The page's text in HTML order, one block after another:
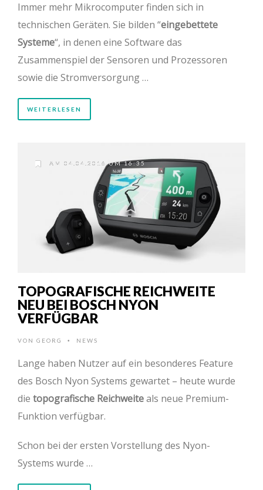
Immer mehr Mikrocomputer finden sich in
technischen Geräten. Sie bilden “eingebettete
Systeme“, in denen eine Software das
Zusammenspiel der Sensoren und Prozessoren
sowie die Stromversorgung …
WEITERLESEN
AM 04.04.2016 UM 16:35
TOPOGRAFISCHE REICHWEITE
NEU BEI BOSCH NYON
VERFÜGBAR
VON GEORG • NEWS
Lange haben Nutzer auf ein besonderes Feature
des Bosch Nyon Systems gewartet – heute wurde
die topografische Reichweiteals neue Premium-
Funktion verfügbar.
Schon bei der ersten Vorstellung des Nyon-
Systems wurde …